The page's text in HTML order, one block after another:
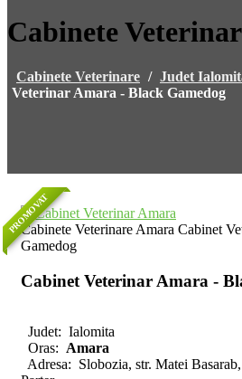
Cabinete
Cabinete Veterinare / Judet
Veterinar Amara - Black Gamedog
PROMOVAT
Cabinete Veterinare Amara Cabinet
Gamedog
Cabinet Veterinar Amara -
Judet: Ialomita
Oras: Amara
Adresa: Slobozia, str. Matei